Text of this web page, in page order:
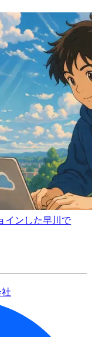
インした早川で